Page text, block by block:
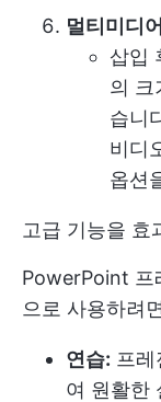
멀티미디
삽입
의 크
습니
비디
옵션
고급 기능을 효
PowerPoint 프
으로 사용하려
연습: 프
여 원활한